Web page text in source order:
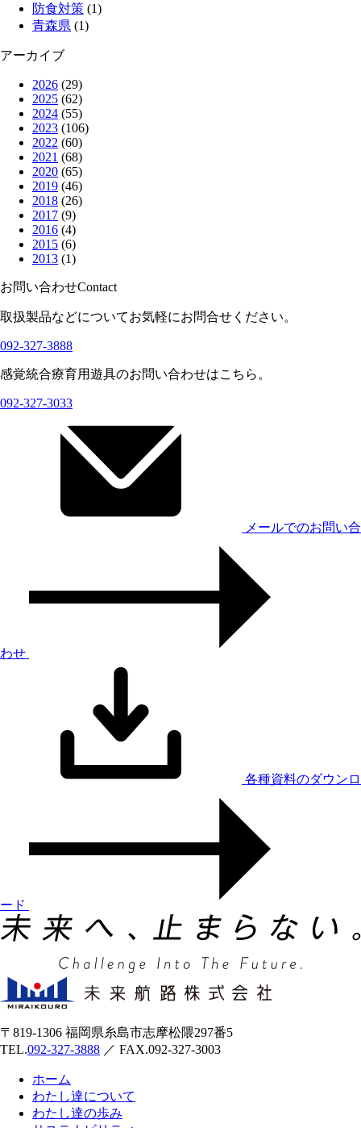
防食対策 (1)
青森県 (1)
アーカイブ
2026 (29)
2025 (62)
2024 (55)
2023 (106)
2022 (60)
2021 (68)
2020 (65)
2019 (46)
2018 (26)
2017 (9)
2016 (4)
2015 (6)
2013 (1)
お問い合わせContact
取扱製品などについてお気軽にお問合せください。
092-327-3888
感覚統合療育用遊具のお問い合わせはこちら。
092-327-3033
メールでのお問い合
わせ
各種資料のダウンロ
ード
〒819-1306 福岡県糸島市志摩松隈297番5
TEL.092-327-3888 ／ FAX.092-327-3003
ホーム
わたし達について
わたし達の歩み